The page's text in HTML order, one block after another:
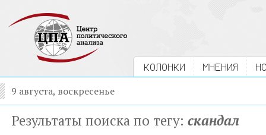
КОЛОНКИ МНЕНИЯ
9 августа, воскресенье
Результаты поиска по тегу: скандал